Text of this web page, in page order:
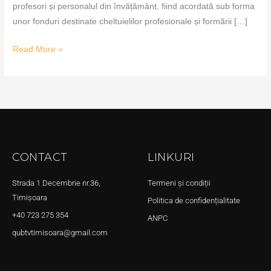
profesori și personalul din învățământ, fiind acordată sub forma
unor fonduri destinate cheltuielilor profesionale și formării […]
Read More »
CONTACT
Strada 1 Decembrie nr.36,
Timișoara
+40 723 275 354
qubtvtimisoara@gmail.com
LINKURI
Termeni și condiții
Politica de confidențialitate
ANPC